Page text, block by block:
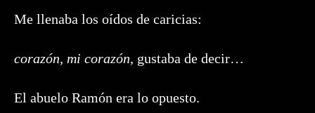
Me llenaba los oídos de caricias:
corazón, mi corazón, gustaba de decir…
El abuelo Ramón era lo opuesto.